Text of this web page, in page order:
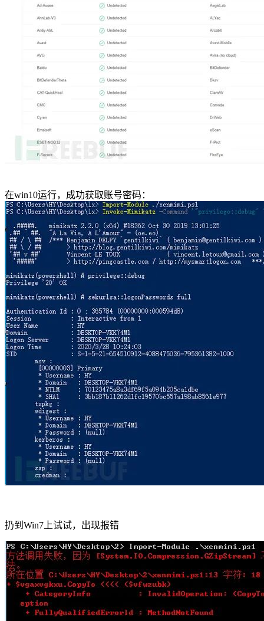
在win10运行，成功获取账号密码：
扔到Win7上试试，出现报错